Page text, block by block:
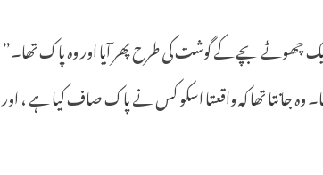
چھوٹے بچے کے گوشت کی طرح پھر آیا اور وہ پاک تھا۔”
جانتا تھا کہ واقعتا اسکو کس نے پاک صاف کیا ہے ، اور